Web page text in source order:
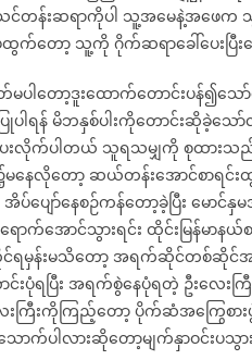
တန်းဆရာကိုပါ သူ့အမေနဲ့အဖေက သွ
က်တော့ သူ့ကို ဂိုက်ဆရာခေါ်ပေးပြီးမ
တော့ဒူးထောက်တောင်းပန်၍သော်၎
ပြုပါရန် မိဘနှစ်ပါးကိုတောင်းဆိုခဲ့
ေးလိုက်ပါတယ် သူရသမျှကို စုထား
နေလိုတော့ ဆယ်တန်းအောင်စာရင်
ော်နေစဉ်ကန်တော့ခဲ့ပြီး မောင်နှ
ောက်အောင်သွားရင်း ထိုင်းမြန်
င်ရမှန်းမသိတော့ အရက်ဆိုင်တစ်
းပုံရပြီး အရက်စွဲနေပုံရတဲ့ ဦးလေး
းကြီးကိုကြည့်တော့ ပိုက်ဆံအကြွေစာ
ာက်ပါလားဆိုတော့မျက်နှာဝင်းပသွ